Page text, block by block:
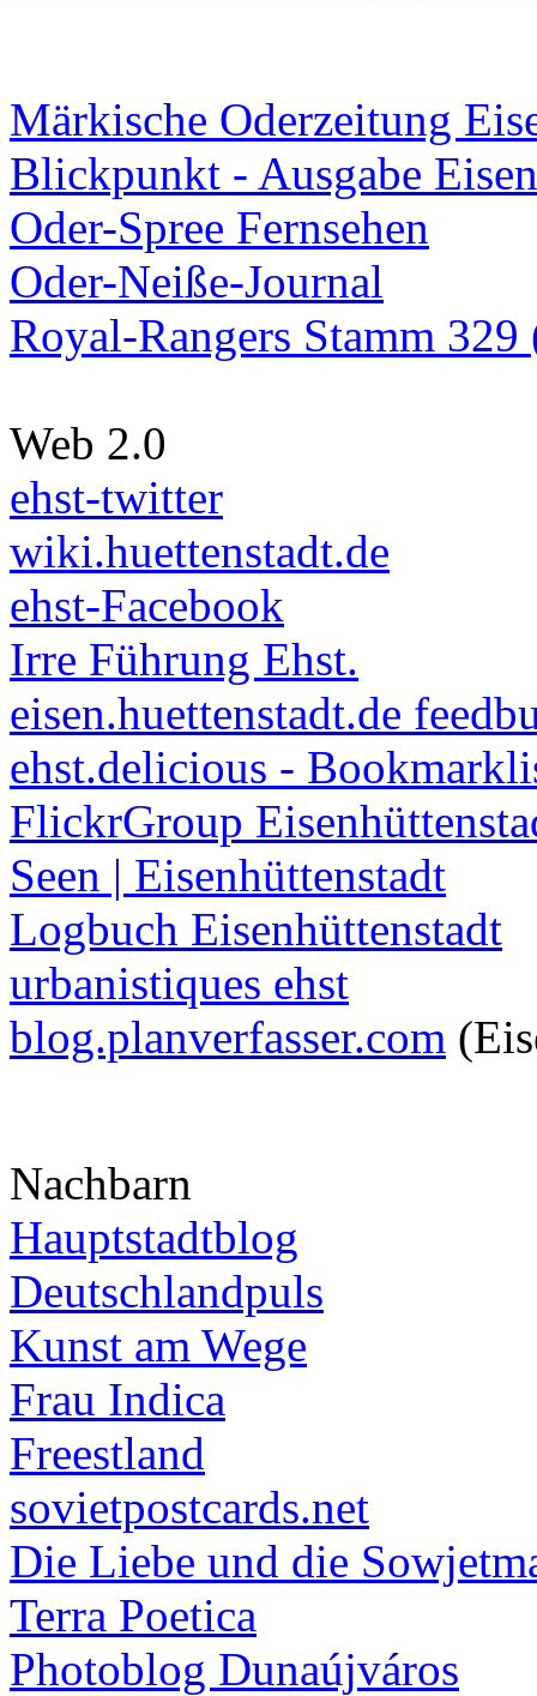
Märkische Oderzeitung
Blickpunkt - Ausgabe
Oder-Spree Fernsehen
Oder-Neiße-Journal
Royal-Rangers Stamm
Web 2.0
ehst-twitter
wiki.huettenstadt.de
ehst-Facebook
Irre Führung Ehst.
eisen.huettenstadt.de
ehst.delicious -
FlickrGroup
Seen | Eisenhüttenstadt
Logbuch Eisenhüttenstadt
urbanistiques ehst
blog.planverfasser.com
Nachbarn
Hauptstadtblog
Deutschlandpuls
Kunst am Wege
Frau Indica
Freestland
sovietpostcards.net
Die Liebe und die
Terra Poetica
Photoblog Dunaújváros